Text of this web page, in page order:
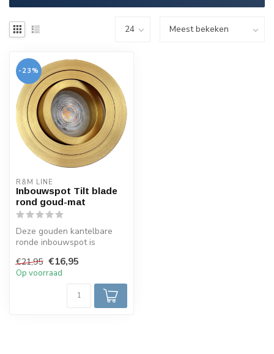
-23%
R&M LINE
Inbouwspot Tilt blade
rond goud-mat
Deze gouden kantelbare
ronde inbouwspot is
Door de fraa...
€21,95 €16,95
Op voorraad